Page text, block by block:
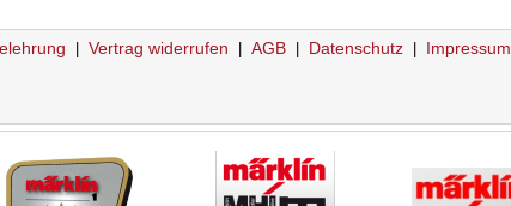
Vertrag widerrufen AGB Datenschutz Impressum